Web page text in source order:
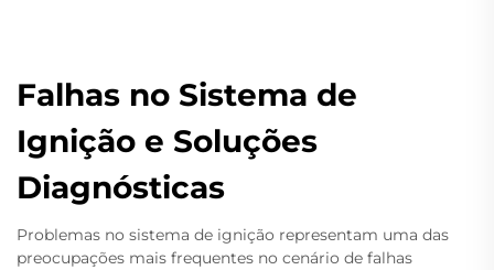
Falhas no Sistema de
Ignição e Soluções
Diagnósticas
Problemas no sistema de ignição representam uma das
preocupações mais frequentes no cenário de falhas